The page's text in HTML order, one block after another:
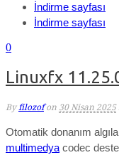
İndirme sayfası
İndirme sayfası
0
Linuxfx
By filozof on 30 Nisan 2025
Otomatik donanım
multimedya codec